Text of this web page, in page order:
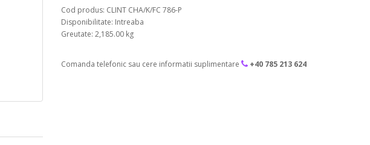
Cod produs: CLINT CHA/K/FC 786-P
Disponibilitate: Intreaba
Greutate: 2,185.00 kg
Comanda telefonic sau cere informatii suplimentare +40 785 213 624